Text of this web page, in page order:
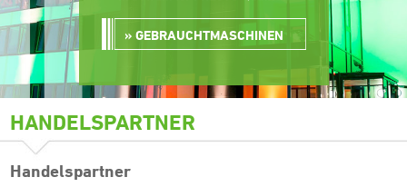
GEBRAUCHTMASCHINEN
HANDELSPARTNER
Handelspartner